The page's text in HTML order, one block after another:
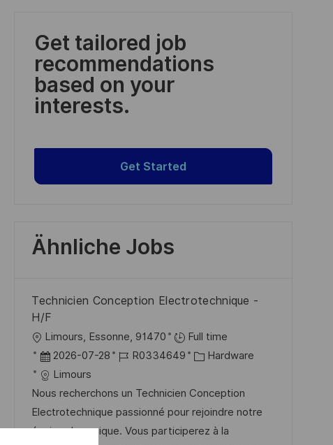
Get tailored job
recommendations
based on your
interests.
Get Started
Ähnliche Jobs
Technicien Conception Electrotechnique -
H/F
O
r
t
Limours, Essonne, 91470
Full time
D
a
t
u
m
2026-07-28
J
b
-
I
R0334649
K
t
e
g
Hardware
Limours
Nous recherchons un Technicien Conception
Electrotechnique passionné pour rejoindre notre
équipe dynamique. Vous participerez à la